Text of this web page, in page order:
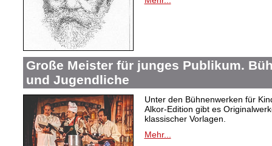
Große Meister für junges Publikum.
und Jugendliche
Unter den Bühnenwerken für
Alkor-Edition gibt es
klassischer Vorlagen.
Mehr...